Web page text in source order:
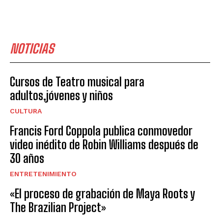
NOTICIAS
Cursos de Teatro musical para
adultos,jóvenes y niños
CULTURA
Francis Ford Coppola publica conmovedor
video inédito de Robin Williams después de
30 años
ENTRETENIMIENTO
«El proceso de grabación de Maya Roots y
The Brazilian Project»